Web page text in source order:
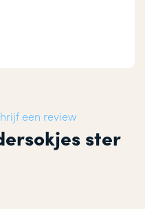
een review
ster